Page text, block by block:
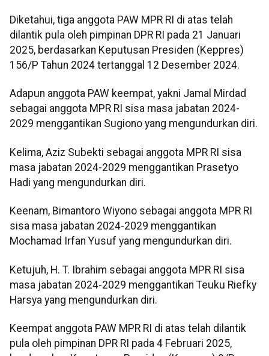
Diketahui, tiga anggota PAW MPR RI di atas telah
dilantik pula oleh pimpinan DPR RI pada 21 Januari
2025, berdasarkan Keputusan Presiden (Keppres)
156/P Tahun 2024 tertanggal 12 Desember 2024.
Adapun anggota PAW keempat, yakni Jamal Mirdad
sebagai anggota MPR RI sisa masa jabatan 2024-
2029 menggantikan Sugiono yang mengundurkan diri.
Kelima, Aziz Subekti sebagai anggota MPR RI sisa
masa jabatan 2024-2029 menggantikan Prasetyo
Hadi yang mengundurkan diri.
Keenam, Bimantoro Wiyono sebagai anggota MPR RI
sisa masa jabatan 2024-2029 menggantikan
Mochamad Irfan Yusuf yang mengundurkan diri.
Ketujuh, H. T. Ibrahim sebagai anggota MPR RI sisa
masa jabatan 2024-2029 menggantikan Teuku Riefky
Harsya yang mengundurkan diri.
Keempat anggota PAW MPR RI di atas telah dilantik
pula oleh pimpinan DPR RI pada 4 Februari 2025,